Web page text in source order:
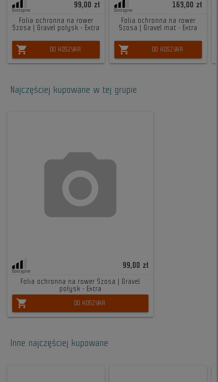
Dostępne
99,00 zł
Folia ochronna na rower
Szosa | Gravel połysk - Extra
shopping_cart DO KOSZYKA
Dostępne
163,00 zł
Folia ochronna na rower
Szosa | Gravel mat - Extra
shopping_cart DO KOSZYKA
Najczęściej kupowane w tej grupie
Dostępne
99,00 zł
Folia ochronna na rower Szosa | Gravel
połysk - Extra
shopping_cart DO KOSZYKA
Inne najczęściej kupowane